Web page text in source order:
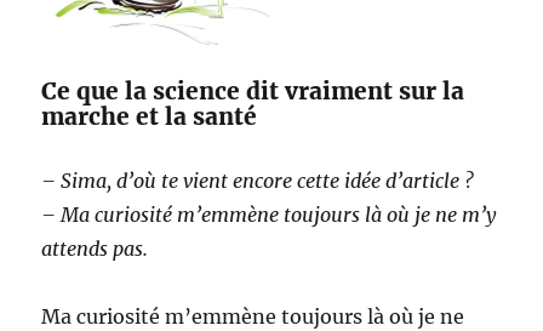
Ce que la science dit vraiment sur la
marche et la santé
– Sima, d’où te vient encore cette idée d’article ?
– Ma curiosité m’emmène toujours là où je ne m’y
attends pas.
Ma curiosité m’emmène toujours là où je ne